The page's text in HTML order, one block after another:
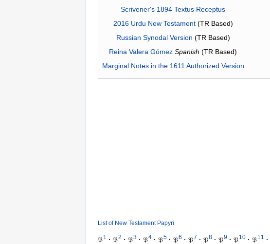
Scrivener's 1894 Textus Receptus
2016 Urdu New Testament(TR Based)
Russian Synodal Version (TR Based)
Reina Valera Gómez Spanish (TR Based)
Marginal Notes in the 1611 Authorized Version
List of New Testament Papyri
𝔓1 · 𝔓2 · 𝔓3 · 𝔓4 · 𝔓5 · 𝔓6 · 𝔓7 · 𝔓8 · 𝔓9 · 𝔓10 · 𝔓11 ·